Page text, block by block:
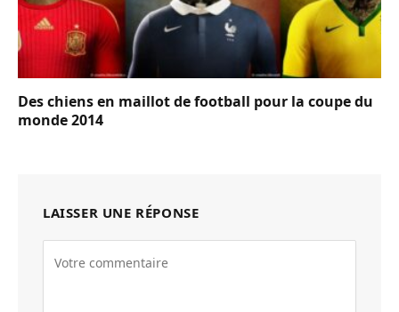
Des chiens en maillot de football pour la coupe du
monde 2014
LAISSER UNE RÉPONSE